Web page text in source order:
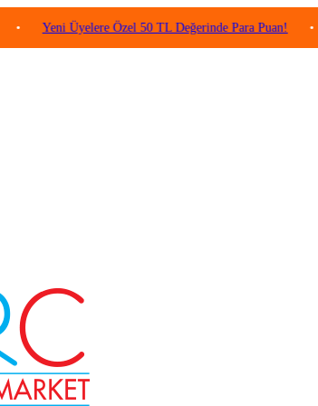
Yeni Üyelere Özel 50 TL Değerinde Para Puan! •